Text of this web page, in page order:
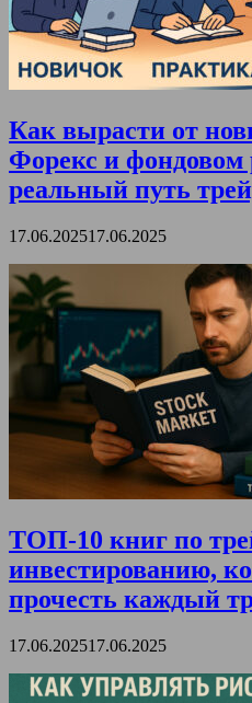
Как вырасти от
Форекс и
реальный путь
17.06.202517.06.2025
ТОП-10 книг по
инвестированию,
прочесть каждый
17.06.202517.06.2025